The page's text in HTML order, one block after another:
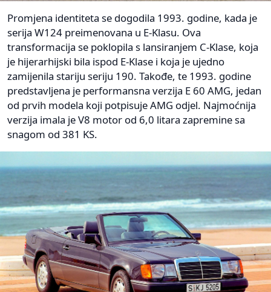
Promjena identiteta se dogodila 1993. godine, kada je
serija W124 preimenovana u E-Klasu. Ova
transformacija se poklopila s lansiranjem C-Klase, koja
je hijerarhijski bila ispod E-Klase i koja je ujedno
zamijenila stariju seriju 190. Takođe, te 1993. godine
predstavljena je performansna verzija E 60 AMG, jedan
od prvih modela koji potpisuje AMG odjel. Najmoćnija
verzija imala je V8 motor od 6,0 litara zapremine sa
snagom od 381 KS.